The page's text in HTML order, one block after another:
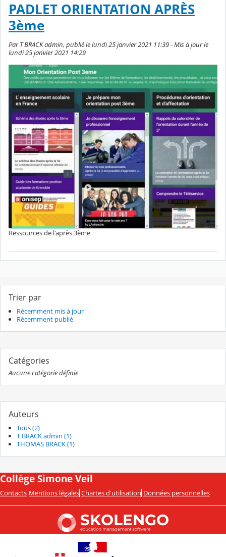
PADLET ORIENTATION APRÈS
3ème
Par T BRACK admin, publié le lundi 25 janvier 2021 11:39 - Mis à jour le
lundi 25 janvier 2021 14:29
Ressources de l'après 3ème
Trier par
Récemment mis à jour
Récemment publié
Catégories
Aucune catégorie définie
Auteurs
Tous (2)
T BRACK admin (1)
THOMAS BRACK (1)
Collège Simone Veil
Contacts Mentions légales Chartes d'utilisation Données personnelles